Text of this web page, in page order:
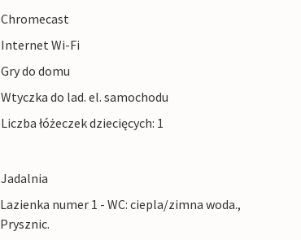
Chromecast
Internet Wi-Fi
Gry do domu
Wtyczka do lad. el. samochodu
Liczba łóżeczek dziecięcych: 1
Jadalnia
Lazienka numer 1 - WC: ciepla/zimna woda.,
Prysznic.